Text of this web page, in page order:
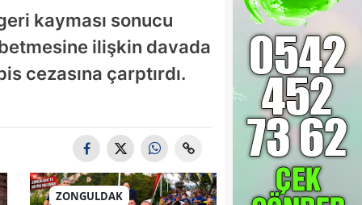
kayması sonucu
ilişkin davada
cezasına çarptırdı.
ZONGULDAK